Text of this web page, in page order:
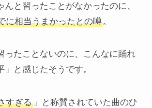
んと習ったことがなかったのに、
に相当うまかったとの噂。
ったことないのに、こんなに踊れ
」と感じたそうです。
すぎる」と称賛されていた曲のひ